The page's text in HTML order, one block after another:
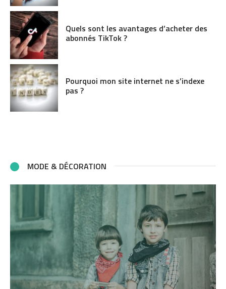
Quels sont les avantages d’acheter des
abonnés TikTok ?
Pourquoi mon site internet ne s’indexe
pas ?
MODE & DÉCORATION